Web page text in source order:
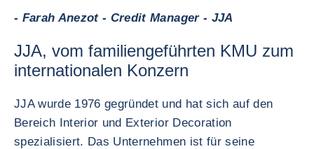
- Farah Anezot - Credit Manager - JJA
JJA, vom familiengeführten KMU zum
internationalen Konzern
JJA wurde 1976 gegründet und hat sich auf den
Bereich Interior und Exterior Decoration
spezialisiert. Das Unternehmen ist für seine